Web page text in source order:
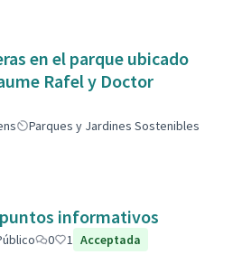
en el parque ubicado
Rafel y Doctor
Parques y Jardines Sostenibles
informativos
0 1 Acceptada